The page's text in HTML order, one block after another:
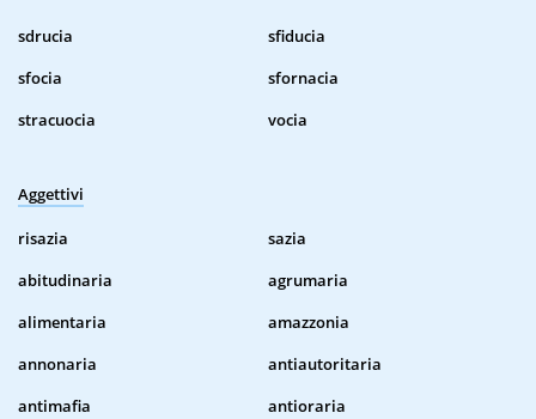
sdrucia
sfiducia
sfocia
sfornacia
stracuocia
vocia
Aggettivi
risazia
sazia
abitudinaria
agrumaria
alimentaria
amazzonia
annonaria
antiautoritaria
antimafia
antioraria